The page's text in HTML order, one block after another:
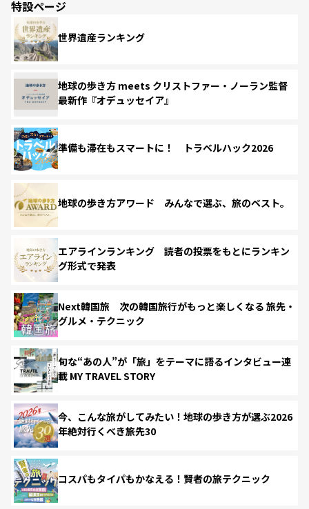
特設ページ
世界遺産ランキング
地球の歩き方 meets クリストファー・ノーラン監督
最新作『オデュッセイア』
準備も滞在もスマートに！ トラベルハック2026
地球の歩き方アワード みんなで選ぶ、旅のベスト。
エアラインランキング 読者の投票をもとにランキン
グ形式で発表
Next韓国旅 次の韓国旅行がもっと楽しくなる 旅先・
グルメ・テクニック
旬な“あの人”が「旅」をテーマに語るインタビュー連
載 MY TRAVEL STORY
今、こんな旅がしてみたい！地球の歩き方が選ぶ2026
年絶対行くべき旅先30
コスパもタイパもかなえる！賢者の旅テクニック